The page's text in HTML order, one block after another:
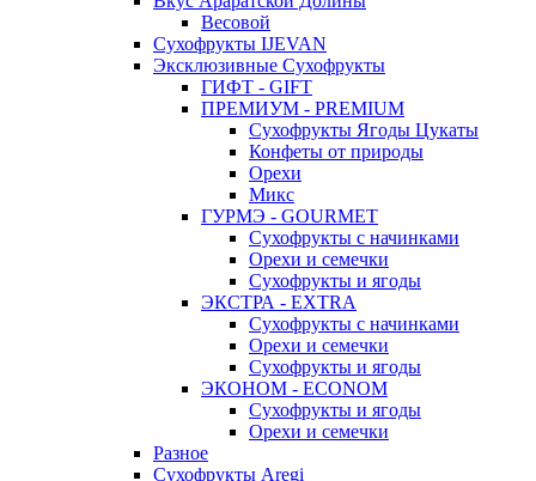
Весовой
Сухофрукты IJEVAN
Эксклюзивные Сухофрукты
ГИФТ - GIFT
ПРЕМИУМ - PREMIUM
Сухофрукты Ягоды Цукаты
Конфеты от природы
Орехи
Микс
ГУРМЭ - GOURMET
Сухофрукты с начинками
Орехи и семечки
Сухофрукты и ягоды
ЭКСТРА - EXTRA
Сухофрукты с начинками
Орехи и семечки
Сухофрукты и ягоды
ЭКОНОМ - ECONOM
Сухофрукты и ягоды
Орехи и семечки
Разное
Сухофрукты Aregi